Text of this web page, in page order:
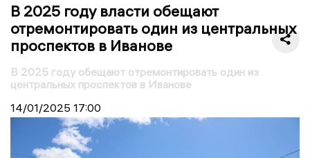
В 2025 году власти обещают
отремонтировать один из центральных
проспектов в Иванове
В 2025 году обещают отремонтировать один из
центральных проспектов в Иванове
14/01/2025 17:00